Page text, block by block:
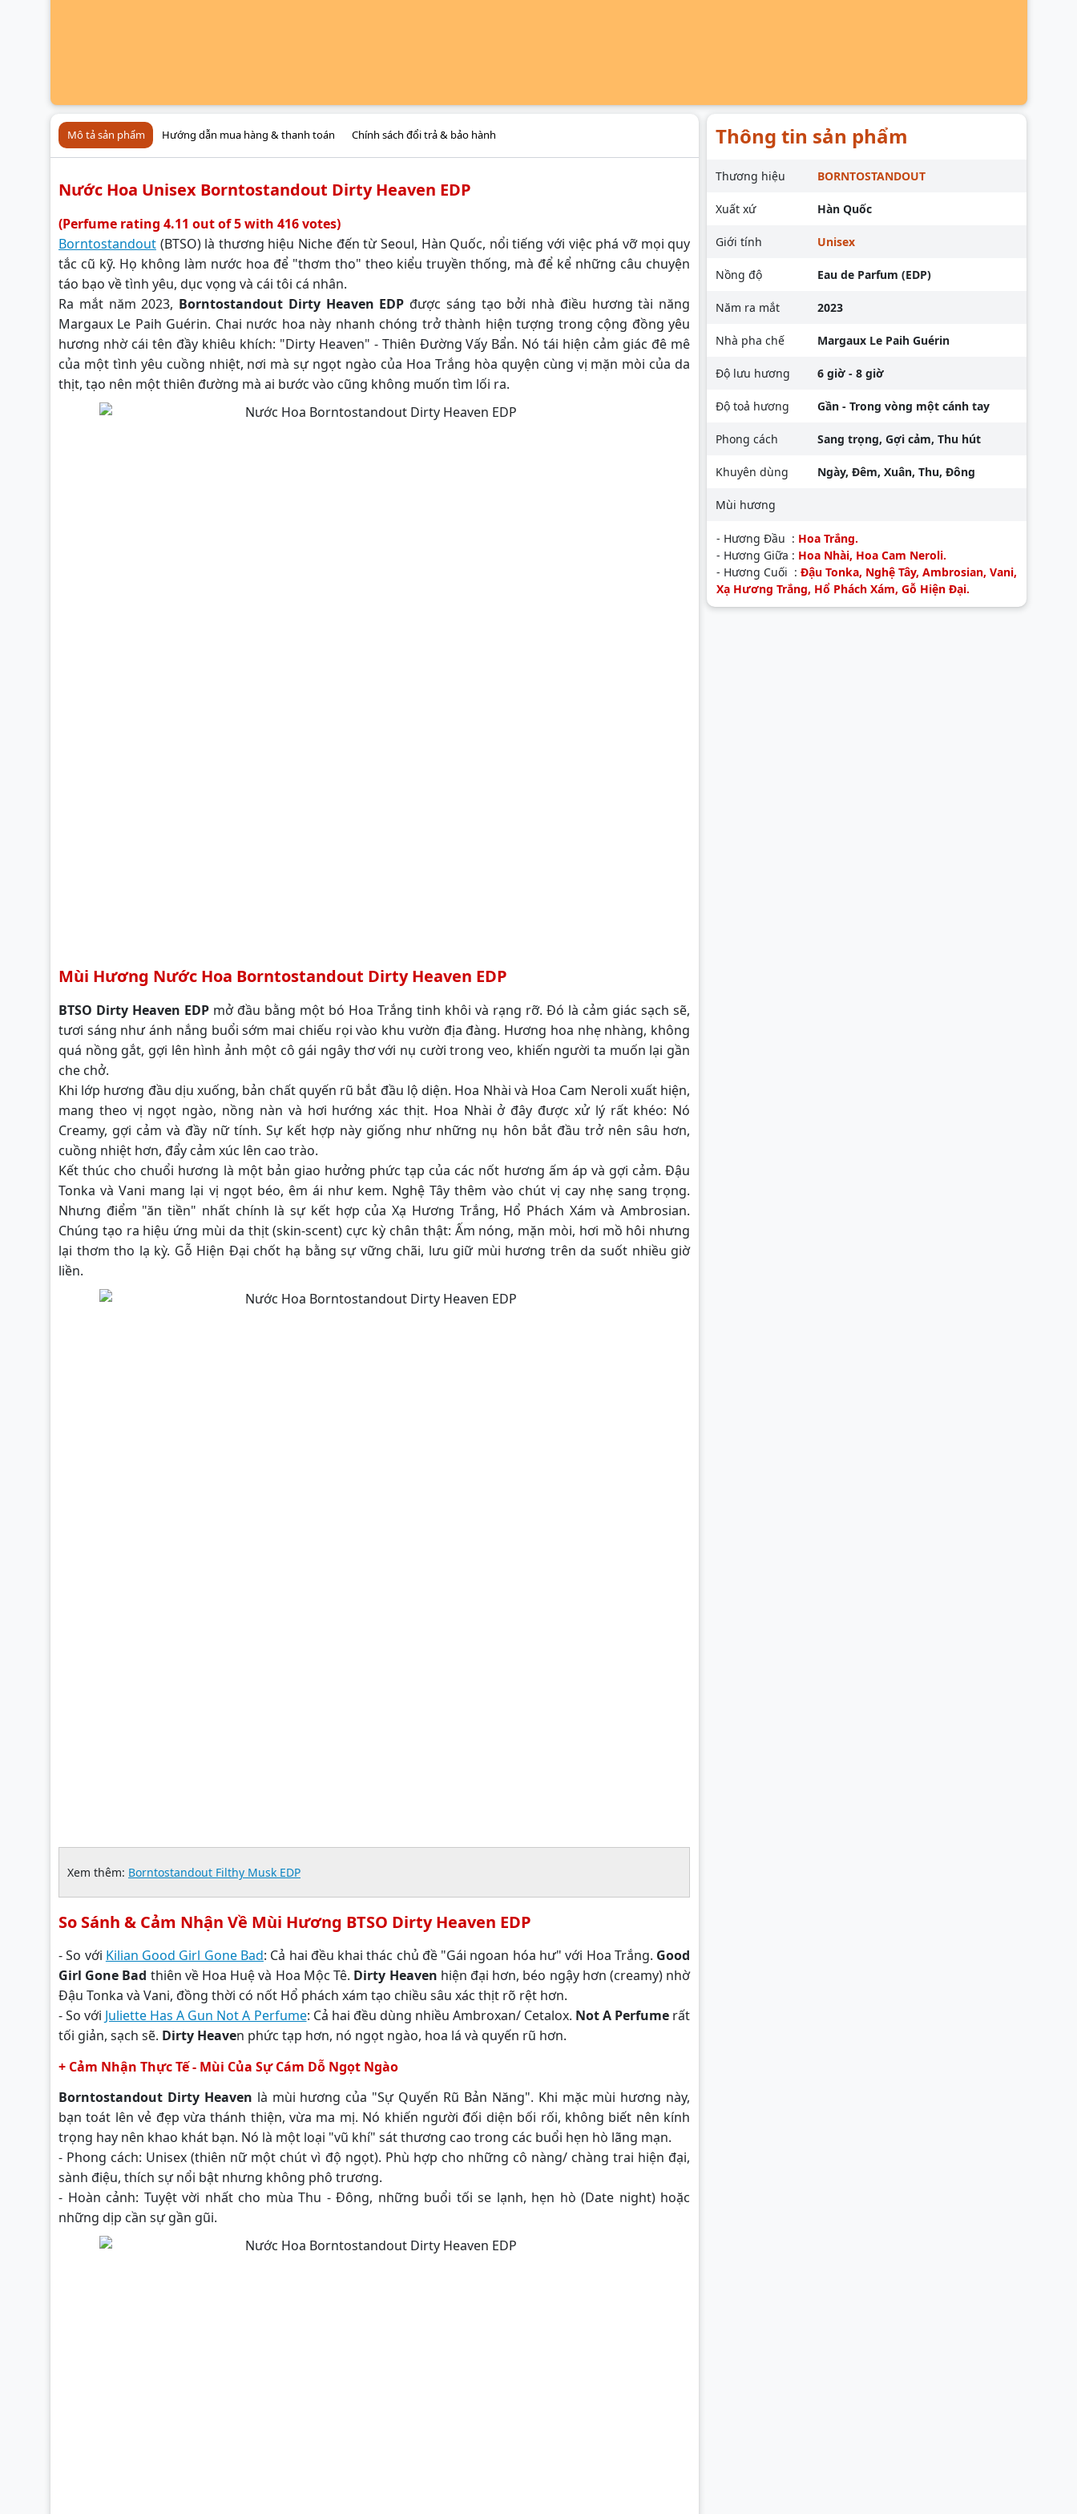
Mô tả sản phẩm Hướng dẫn mua hàng & thanh toán Chính sách đổi trả & bảo hành
Nước Hoa Unisex Borntostandout Dirty Heaven EDP
(Perfume rating 4.11 out of 5 with 416 votes)
Borntostandout (BTSO) là thương hiệu Niche đến từ Seoul, Hàn Quốc, nổi tiếng với việc phá vỡ mọi quy
tắc cũ kỹ. Họ không làm nước hoa để "thơm tho" theo kiểu truyền thống, mà để kể những câu chuyện
táo bạo về tình yêu, dục vọng và cái tôi cá nhân.
Ra mắt năm 2023, Borntostandout Dirty Heaven EDP được sáng tạo bởi nhà điều hương tài năng
Margaux Le Paih Guérin. Chai nước hoa này nhanh chóng trở thành hiện tượng trong cộng đồng yêu
hương nhờ cái tên đầy khiêu khích: "Dirty Heaven" - Thiên Đường Vấy Bẩn. Nó tái hiện cảm giác đê mê
của một tình yêu cuồng nhiệt, nơi mà sự ngọt ngào của Hoa Trắng hòa quyện cùng vị mặn mòi của da
thịt, tạo nên một thiên đường mà ai bước vào cũng không muốn tìm lối ra.
Mùi Hương Nước Hoa Borntostandout Dirty Heaven EDP
BTSO Dirty Heaven EDP mở đầu bằng một bó Hoa Trắng tinh khôi và rạng rỡ. Đó là cảm giác sạch sẽ,
tươi sáng như ánh nắng buổi sớm mai chiếu rọi vào khu vườn địa đàng. Hương hoa nhẹ nhàng, không
quá nồng gắt, gợi lên hình ảnh một cô gái ngây thơ với nụ cười trong veo, khiến người ta muốn lại gần
che chở.
Khi lớp hương đầu dịu xuống, bản chất quyến rũ bắt đầu lộ diện. Hoa Nhài và Hoa Cam Neroli xuất hiện,
mang theo vị ngọt ngào, nồng nàn và hơi hướng xác thịt. Hoa Nhài ở đây được xử lý rất khéo: Nó
Creamy, gợi cảm và đầy nữ tính. Sự kết hợp này giống như những nụ hôn bắt đầu trở nên sâu hơn,
cuồng nhiệt hơn, đẩy cảm xúc lên cao trào.
Kết thúc cho chuổi hương là một bản giao hưởng phức tạp của các nốt hương ấm áp và gợi cảm. Đậu
Tonka và Vani mang lại vị ngọt béo, êm ái như kem. Nghệ Tây thêm vào chút vị cay nhẹ sang trọng.
Nhưng điểm "ăn tiền" nhất chính là sự kết hợp của Xạ Hương Trắng, Hổ Phách Xám và Ambrosian.
Chúng tạo ra hiệu ứng mùi da thịt (skin-scent) cực kỳ chân thật: Ấm nóng, mặn mòi, hơi mồ hôi nhưng
lại thơm tho lạ kỳ. Gỗ Hiện Đại chốt hạ bằng sự vững chãi, lưu giữ mùi hương trên da suốt nhiều giờ
liền.
Xem thêm: Borntostandout Filthy Musk EDP
So Sánh & Cảm Nhận Về Mùi Hương BTSO Dirty Heaven EDP
- So với Kilian Good Girl Gone Bad: Cả hai đều khai thác chủ đề "Gái ngoan hóa hư" với Hoa Trắng. Good
Girl Gone Bad thiên về Hoa Huệ và Hoa Mộc Tê. Dirty Heaven hiện đại hơn, béo ngậy hơn (creamy) nhờ
Đậu Tonka và Vani, đồng thời có nốt Hổ phách xám tạo chiều sâu xác thịt rõ rệt hơn.
- So với Juliette Has A Gun Not A Perfume: Cả hai đều dùng nhiều Ambroxan/ Cetalox. Not A Perfume rất
tối giản, sạch sẽ. Dirty Heaven phức tạp hơn, nó ngọt ngào, hoa lá và quyến rũ hơn.
+ Cảm Nhận Thực Tế - Mùi Của Sự Cám Dỗ Ngọt Ngào
Borntostandout Dirty Heaven là mùi hương của "Sự Quyến Rũ Bản Năng". Khi mặc mùi hương này,
bạn toát lên vẻ đẹp vừa thánh thiện, vừa ma mị. Nó khiến người đối diện bối rối, không biết nên kính
trọng hay nên khao khát bạn. Nó là một loại "vũ khí" sát thương cao trong các buổi hẹn hò lãng mạn.
- Phong cách: Unisex (thiên nữ một chút vì độ ngọt). Phù hợp cho những cô nàng/ chàng trai hiện đại,
sành điệu, thích sự nổi bật nhưng không phô trương.
- Hoàn cảnh: Tuyệt vời nhất cho mùa Thu - Đông, những buổi tối se lạnh, hẹn hò (Date night) hoặc
những dịp cần sự gần gũi.
Thông tin sản phẩm
Thương hiệu BORNTOSTANDOUT
Xuất xứ Hàn Quốc
Giới tính Unisex
Nồng độ Eau de Parfum (EDP)
Năm ra mắt 2023
Nhà pha chế Margaux Le Paih Guérin
Độ lưu hương 6 giờ - 8 giờ
Độ toả hương Gần - Trong vòng một cánh tay
Phong cách Sang trọng, Gợi cảm, Thu hút
Khuyên dùng Ngày, Đêm, Xuân, Thu, Đông
Mùi hương
- Hương Đầu : Hoa Trắng.
- Hương Giữa : Hoa Nhài, Hoa Cam Neroli.
- Hương Cuối : Đậu Tonka, Nghệ Tây, Ambrosian, Vani,
Xạ Hương Trắng, Hổ Phách Xám, Gỗ Hiện Đại.